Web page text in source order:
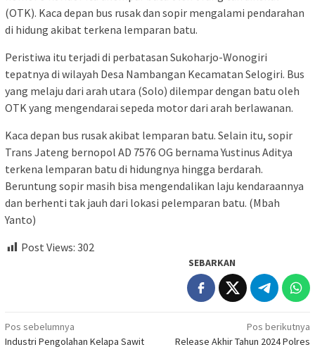
(OTK). Kaca depan bus rusak dan sopir mengalami pendarahan
di hidung akibat terkena lemparan batu.
Peristiwa itu terjadi di perbatasan Sukoharjo-Wonogiri
tepatnya di wilayah Desa Nambangan Kecamatan Selogiri. Bus
yang melaju dari arah utara (Solo) dilempar dengan batu oleh
OTK yang mengendarai sepeda motor dari arah berlawanan.
Kaca depan bus rusak akibat lemparan batu. Selain itu, sopir
Trans Jateng bernopol AD 7576 OG bernama Yustinus Aditya
terkena lemparan batu di hidungnya hingga berdarah.
Beruntung sopir masih bisa mengendalikan laju kendaraannya
dan berhenti tak jauh dari lokasi pelemparan batu. (Mbah
Yanto)
Post Views: 302
SEBARKAN
Navigasi
Pos sebelumnya
Industri Pengolahan Kelapa Sawit
Pos berikutnya
Release Akhir Tahun 2024 Polres